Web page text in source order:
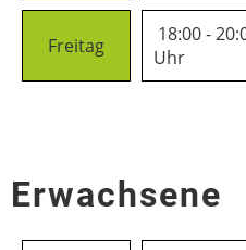
Freitag
18:00 -
Uhr
Erwachsene